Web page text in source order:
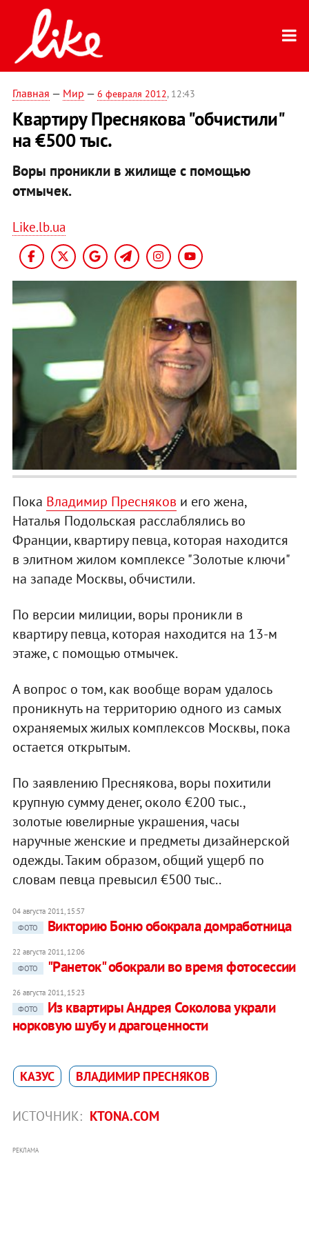
Главная — Мир — 6 февраля 2012, 12:43
Квартиру Преснякова "обчистили"
на €500 тыс.
Воры проникли в жилище с помощью
отмычек.
Like.lb.ua
Пока Владимир Пресняков и его жена,
Наталья Подольская расслаблялись во
Франции, квартиру певца, которая находится
в элитном жилом комплексе "Золотые ключи"
на западе Москвы, обчистили.
По версии милиции, воры проникли в
квартиру певца, которая находится на 13-м
этаже, с помощью отмычек.
А вопрос о том, как вообще ворам удалось
проникнуть на территорию одного из самых
охраняемых жилых комплексов Москвы, пока
остается открытым.
По заявлению Преснякова, воры похитили
крупную сумму денег, около €200 тыс.,
золотые ювелирные украшения, часы
наручные женские и предметы дизайнерской
одежды. Таким образом, общий ущерб по
словам певца превысил €500 тыс..
04 августа 2011, 15:57
ФОТО
Викторию Боню обокрала домработница
22 августа 2011, 12:06
ФОТО
"Ранеток" обокрали во время фотосессии
26 августа 2011, 15:23
ФОТО
Из квартиры Андрея Соколова украли
норковую шубу и драгоценности
КАЗУС ВЛАДИМИР ПРЕСНЯКОВ
ИСТОЧНИК: KTONA.COM
РЕКЛАМА